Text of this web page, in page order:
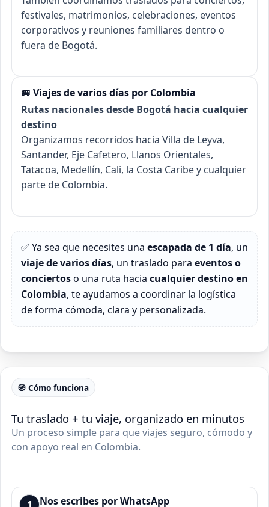
festivales, matrimonios, celebraciones, eventos
corporativos y reuniones familiares dentro o
fuera de Bogotá.
🚐 Viajes de varios días por Colombia
Rutas nacionales desde Bogotá hacia cualquier
destino
Organizamos recorridos hacia Villa de Leyva,
Santander, Eje Cafetero, Llanos Orientales,
Tatacoa, Medellín, Cali, la Costa Caribe y cualquier
parte de Colombia.
✅ Ya sea que necesites una escapada de 1 día, un
viaje de varios días, un traslado para eventos o
conciertoso una ruta hacia cualquier destino en
Colombia, te ayudamos a coordinar la logística
de forma cómoda, clara y personalizada.
🧭 Cómo funciona
Tu traslado + tu viaje, organizado en minutos
Un proceso simple para que viajes seguro, cómodo y
con apoyo real en Colombia.
Nos escribes por WhatsApp